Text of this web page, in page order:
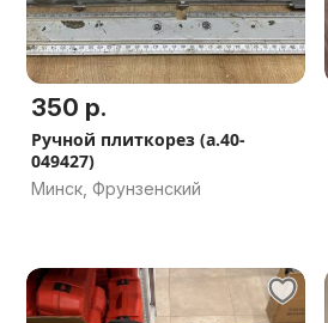
350 р.
Ручной плиткорез (а.40-
049427)
Минск, Фрунзенский